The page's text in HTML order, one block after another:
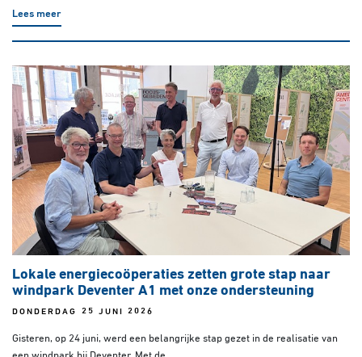
Lees meer
Lokale energiecoöperaties zetten grote stap naar
windpark Deventer A1 met onze ondersteuning
DONDERDAG 25 JUNI 2026
Gisteren, op 24 juni, werd een belangrijke stap gezet in de realisatie van